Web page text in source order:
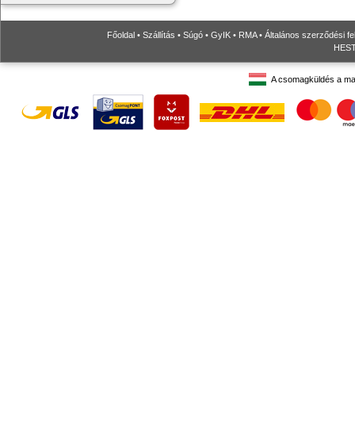
Főoldal • Szállítás • Súgó • GyIK • RMA• Általános szerződési
A csomagküldés a